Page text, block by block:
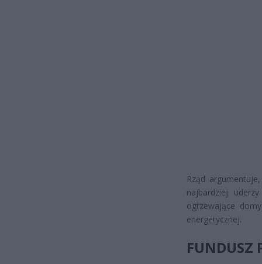
Rząd
najbardziej
ogrzewające
energetycznej.
FUNDUSZ